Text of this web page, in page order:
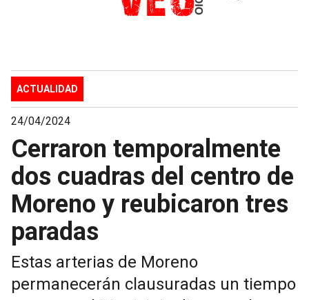
ACTUALIDAD
24/04/2024
Cerraron temporalmente
dos cuadras del centro de
Moreno y reubicaron tres
paradas
Estas arterias de Moreno
permanecerán clausuradas un tiempo